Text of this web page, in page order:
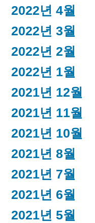
2022년 4월
2022년 3월
2022년 2월
2022년 1월
2021년 12월
2021년 11월
2021년 10월
2021년 8월
2021년 7월
2021년 6월
2021년 5월